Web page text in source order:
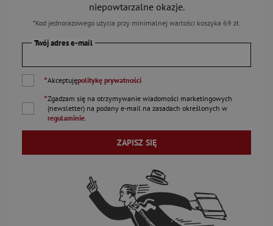
niepowtarzalne okazje.
*Kod jednorazowego użycia przy minimalnej wartości koszyka 69 zł.
Twój adres e-mail
*Akceptujępolitykę prywatności
*Zgadzam się na otrzymywanie wiadomości marketingowych
(newsletter) na podany e-mail na zasadach określonych w
regulaminie.
ZAPISZ SIĘ